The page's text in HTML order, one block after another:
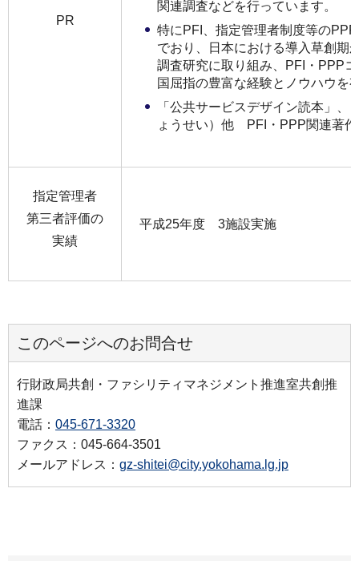
PR
関連調査などを行っています。
特にPFI、指定管理者制度等の
でおり、日本における導入草創期
調査研究に取り組み、PFI・PPP
国屈指の豊富な経験とノウハウを
「公共サービスデザイン読本」、
ょうせい）他 PFI・PPP関連著
指定管理者
第三者評価の
実績
平成25年度 3施設実施
このページへのお問合せ
行財政局共創・ファシリティマネジメント推進室共創推
進課
電話： 045-671-3320
ファクス：045-664-3501
メールアドレス： gz-shitei@city.yokohama.lg.jp